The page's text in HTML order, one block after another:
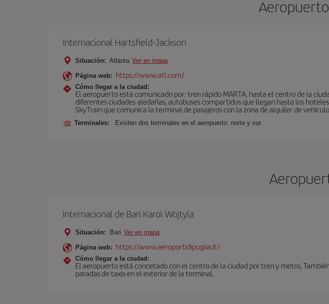
Internacional Hartsfield-Jackson
Situación: Atlanta Ver en mapa
Página web: https://www.atl.com/
Cómo llegar a la ciudad:
El aeropuerto está comunicado por: tren rápido MARTA, hasta el centro de la
diferentes ciudades aledañas, autobuses compartidos que llegan hasta los
SkyTrain que comunica la terminal de pasajeros con la zona de alquiler de
Terminales: Existen dos terminales en el aeropuerto: norte y sur.
Internacional de Bari Karol Wojtyla
Situación: Bari Ver en mapa
Página web: https://www.aeroportidipuglia.it/
Cómo llegar a la ciudad:
El aeropuerto está concetado con el centro de la ciudad por tren y metro,
paradas de taxis en el exterior de la terminal.